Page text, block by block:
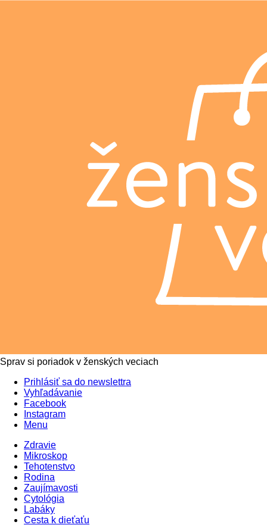
Sprav si poriadok v ženských veciach
Prihlásiť sa do newslettra
Vyhľadávanie
Facebook
Instagram
Menu
Zdravie
Mikroskop
Tehotenstvo
Rodina
Zaujímavosti
Cytológia
Labáky
Cesta k dieťaťu